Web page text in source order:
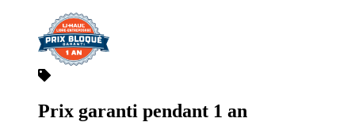
Prix garanti pendant 1 an